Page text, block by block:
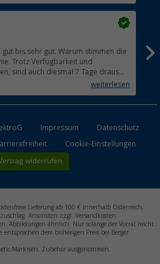
bis sehr gut. Warum stimmen die
Trotz Verfügbarkeit und
sind auch diesmal 7 Tage draus
brauchen Paketeweiterlesen
Impressum
Datenschutz
Cookie-Einstellungen
widerrufen
Lieferung ab 100 € innerhalb Österreich,
Ansonsten zzgl. Versandkosten.
Abbildungen ähnlich. Nur solange der Vorrat reicht.
entsprechen dem bisherigen Preis bei Berger.
Markisen. Zubehör ausgenommen.